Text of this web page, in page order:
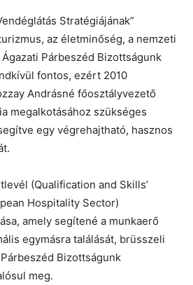
Stratégiájának”
az életminőség, a nemzeti
Párbeszéd Bizottságunk
fontos, ezért 2010
Andrásné főosztályvezető
megalkotásához szükséges
egy végrehajtható, hasznos
(Qualification and Skills’
Hospitality Sector)
amely segítené a munkaerő
egymásra találását, brüsszeli
Bizottságunk
meg.